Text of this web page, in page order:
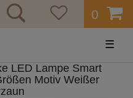
0
☰
LED Lampe Smart
Motiv Weißer